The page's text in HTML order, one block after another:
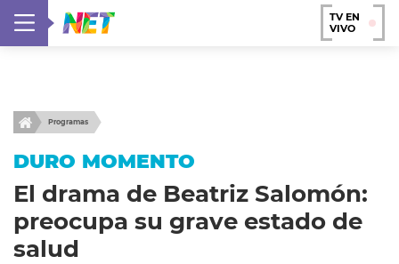
TV EN
VIVO
Programas
DURO MOMENTO
El drama de Beatriz Salomón:
preocupa su grave estado de
salud